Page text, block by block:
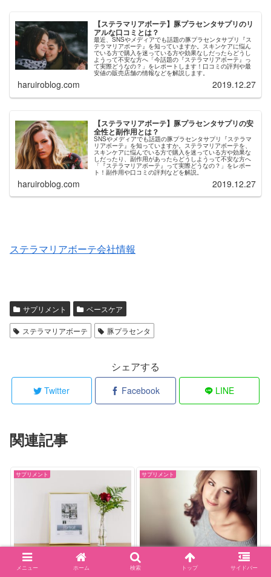
【ステラマリアボーテ】豚プラセンタサプリのリ
アルな口コミとは？
最近、SNSやメディアでも話題の豚プラセンタサプリ『ス
テラマリアボーテ』を知っていますか。スキンケアに悩ん
でいる方で購入を迷っている方や効果なしだったらどうし
ようって不安な方へ「今話題の『ステラマリアボーテ』っ
て実際どうなの？」をレポートします！口コミの評判や最
安値の販売店舗の情報などを解説します。
haruiroblog.com 2019.12.27
【ステラマリアボーテ】豚プラセンタサプリの安
全性と副作用とは？
SNSやメディアでも話題の豚プラセンタサプリ『ステラマ
リアボーテ』を知っていますか。ステラマリアボーテを、
スキンケアに悩んでいる方で購入を迷っている方や効果な
しだったり、副作用があったらどうしようって不安な方へ
「『ステラマリアボーテ』って実際どうなの？」をレポー
ト！副作用や口コミの評判などを解説。
haruiroblog.com 2019.12.27
ステラマリアボーテ会社情報
サプリメント ベースケア
ステラマリアボーテ 豚プラセンタ
シェアする
Twitter Facebook LINE
関連記事
サプリメント
バランローズハーバルロー
ズサプリメントの最新の最
サプリメント
飲む美容液【母の滴臍帯
100】の効果なしのリアル
メニュー ホーム 検索 トップ サイドバー